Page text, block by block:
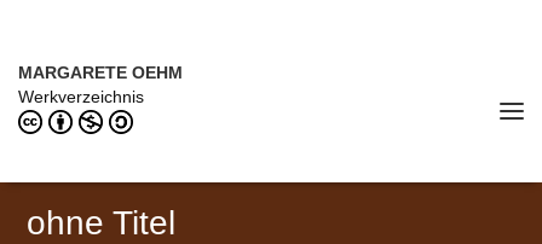
MARGARETE OEHM
Werkverzeichnis
ohne Titel